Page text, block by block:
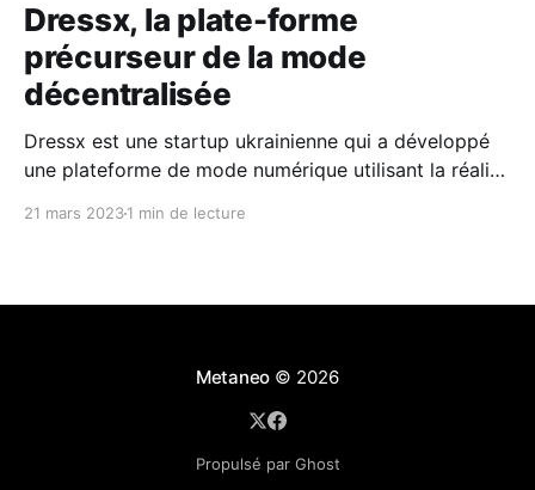
Dressx, la plate-forme
précurseur de la mode
décentralisée
Dressx est une startup ukrainienne qui a développé
une plateforme de mode numérique utilisant la réalité
21 mars 20231 min de lecture
Metaneo © 2026
Propulsé par Ghost